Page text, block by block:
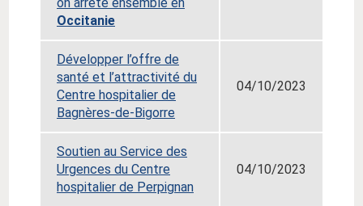
Occitanie
Développer l’offre de
santé et l’attractivité du
Centre hospitalier de
Bagnères-de-Bigorre
04/10/2023
Soutien au Service des
Urgences du Centre
hospitalier de Perpignan
04/10/2023